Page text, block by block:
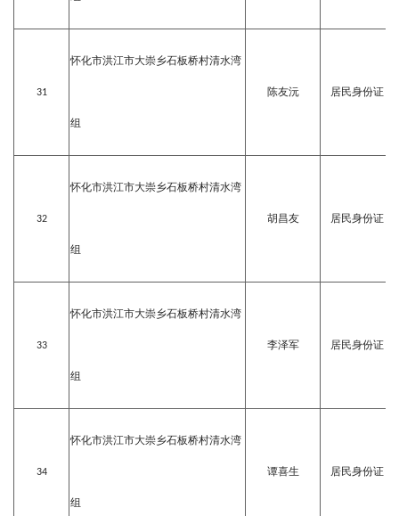
31
怀化市洪江市大崇乡石板桥村清水湾
组
陈友沅 居民身份证
32
怀化市洪江市大崇乡石板桥村清水湾
组
胡昌友 居民身份证
33
怀化市洪江市大崇乡石板桥村清水湾
组
李泽军 居民身份证
34
怀化市洪江市大崇乡石板桥村清水湾
组
谭喜生 居民身份证